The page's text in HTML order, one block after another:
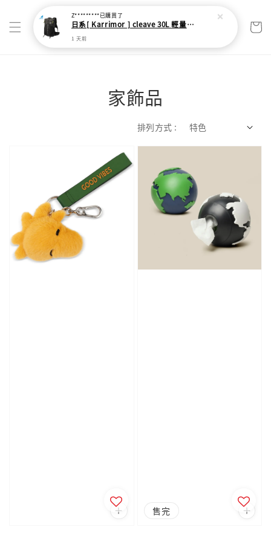
家飾品
排列方式 :
售完
Z*********已購買了
日系[ Karrimor ] cleave 30L 輕量野跑健走包
1 天前